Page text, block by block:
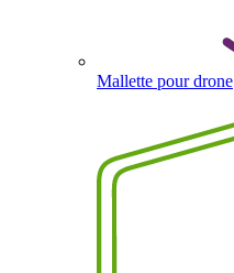
Mallette pour drone